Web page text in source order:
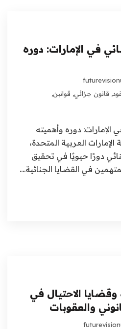
في الإمارات: دوره
, قانون جزائي, قوانين,
الإمارات: دوره وأهميته
العربية المتحدة،
دورًا حيويًا في تحقيق
في القضايا الجنائية....
وقضايا الاحتيال في
والعقوبات